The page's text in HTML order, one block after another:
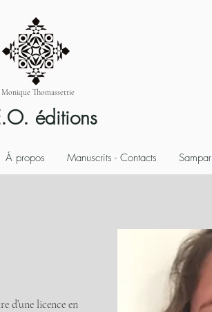
Thomassettie
éditions
Á propos Manuscrits - Contacts
d’une licence en